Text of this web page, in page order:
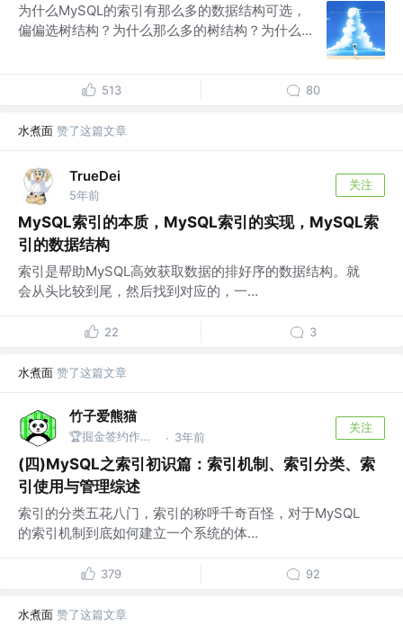
为什么MySQL的索引有那么多的数据结构可选，
偏偏选树结构？为什么那么多的树结构？为什么...
513 80
水煮面 赞了这篇文章
TrueDei
5年前
关注
MySQL索引的本质，MySQL索引的实现，MySQL索
引的数据结构
索引是帮助MySQL高效获取数据的排好序的数据结构。就
会从头比较到尾，然后找到对应的，一...
22 3
水煮面 赞了这篇文章
竹子爱熊猫
🏆掘金签约作者 @同名公众号：竹子爱熊猫 · 3年前
关注
(四)MySQL之索引初识篇：索引机制、索引分类、索
引使用与管理综述
索引的分类五花八门，索引的称呼千奇百怪，对于MySQL
的索引机制到底如何建立一个系统的体...
379 92
水煮面 赞了这篇文章